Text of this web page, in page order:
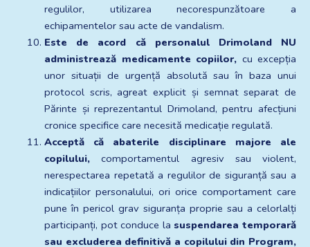
regulilor, utilizarea necorespunzătoare a
echipamentelor sau acte de vandalism.
Este de acord că personalul Drimoland NU
administrează medicamente copiilor, cu excepția
unor situații de urgență absolută sau în baza unui
protocol scris, agreat explicit și semnat separat de
Părinte și reprezentantul Drimoland, pentru afecțiuni
cronice specifice care necesită medicație regulată.
Acceptă că abaterile disciplinare majore ale
copilului, comportamentul agresiv sau violent,
nerespectarea repetată a regulilor de siguranță sau a
indicațiilor personalului, ori orice comportament care
pune în pericol grav siguranța proprie sau a celorlalți
participanți, pot conduce la suspendarea temporară
sau excluderea definitivă a copilului din Program,